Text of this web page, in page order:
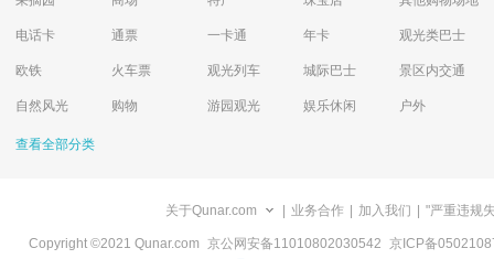
电话卡 通票 一卡通 年卡 观光类巴士
欧铁 火车票 观光列车 城际巴士 景区内交通
自然风光 购物 游园观光 娱乐休闲 户外
查看全部分类
关于Qunar.com 业务合作 加入我们 "严重违规
Copyright ©2021 Qunar.com 京公网安备11010802030542 京ICP备